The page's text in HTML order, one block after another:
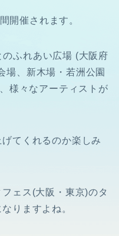
開催されます。
ふれあい広場 (大阪府
場、新木場・若洲公園
様々なアーティストが
てくれるのか楽しみ
ェス(大阪・東京)のタ
りますよね。